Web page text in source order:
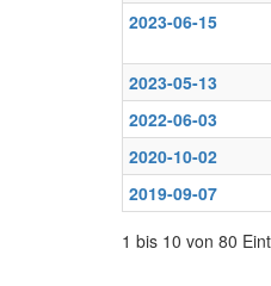
2023-06-15
2023-05-13
2022-06-03
2020-10-02
2019-09-07
1 bis 10 von 80